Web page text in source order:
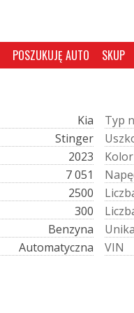
POSZUKUJĘ AUTO SKUP
Kia
Stinger
2023
7 051
2500
300
Benzyna
Automatyczna
Typ n
Uszk
Kolor
Napę
Liczb
Liczb
Unika
VIN